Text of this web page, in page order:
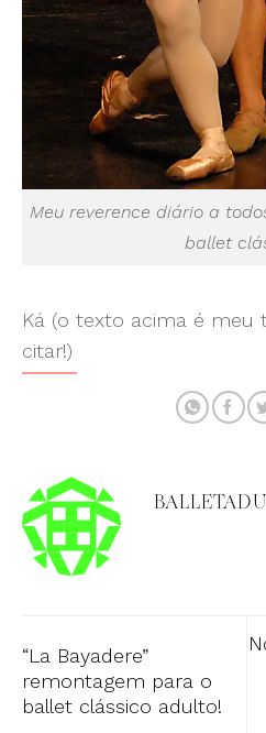
Meu reverence diário a
ballet
Ká (o texto acima é meu
citar!)
“La Bayadere”
remontagem para o
ballet clássico adulto!